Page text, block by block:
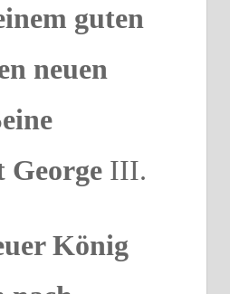
guten
neuen
George III.
König